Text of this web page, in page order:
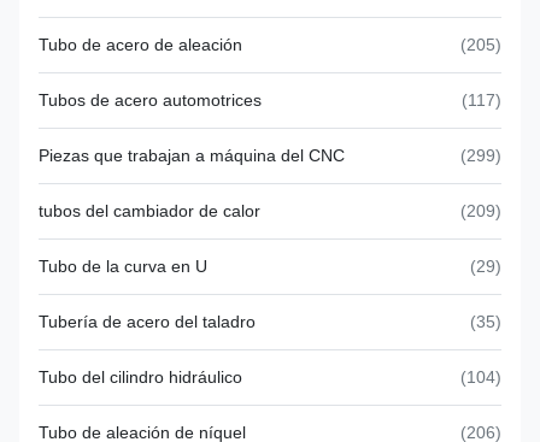
Tubo de acero de aleación (205)
Tubos de acero automotrices (117)
Piezas que trabajan a máquina del CNC (299)
tubos del cambiador de calor (209)
Tubo de la curva en U (29)
Tubería de acero del taladro (35)
Tubo del cilindro hidráulico (104)
Tubo de aleación de níquel (206)